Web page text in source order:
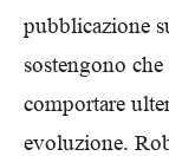
pubblicazione
sostengono
comportare
evoluzione.